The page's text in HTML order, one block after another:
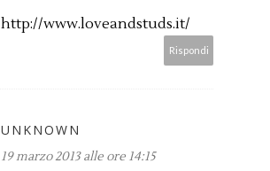
http://www.loveandstuds.it/
Rispondi
UNKNOWN
19 marzo 2013 alle ore 14:15